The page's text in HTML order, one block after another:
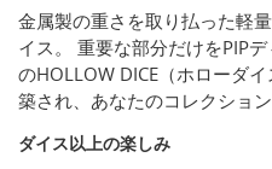
金属製の重さを取り払った軽
イス。 重要な部分だけをPIP
のHOLLOW DICE（ホローダ
築され、あなたのコレクショ
ダイス以上の楽しみ